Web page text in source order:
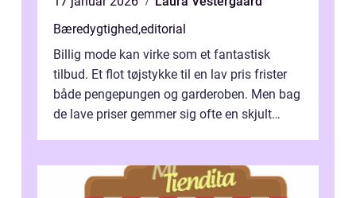
Bæredygtighed,editorial
Billig mode kan virke som et fantastisk
tilbud. Et flot tøjstykke til en lav pris frister
både pengepungen og garderoben. Men bag
de lave priser gemmer sig ofte en skjult